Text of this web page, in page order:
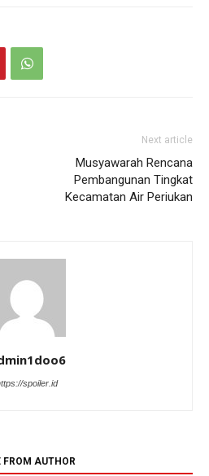
Next article
Musyawarah Rencana
Pembangunan Tingkat
Kecamatan Air Periukan
spoiler.id
FROM AUTHOR